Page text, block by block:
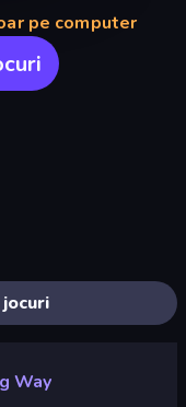
pe computer
Way